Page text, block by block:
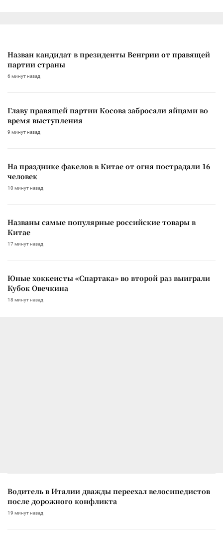
Назван кандидат в президенты Венгрии от правящей
партии страны
6 минут назад
Главу правящей партии Косова забросали яйцами во
время выступления
9 минут назад
На празднике факелов в Китае от огня пострадали 16
человек
10 минут назад
Названы самые популярные российские товары в
Китае
17 минут назад
Юные хоккеисты «Спартака» во второй раз выиграли
Кубок Овечкина
18 минут назад
Водитель в Италии дважды переехал велосипедистов
после дорожного конфликта
19 минут назад